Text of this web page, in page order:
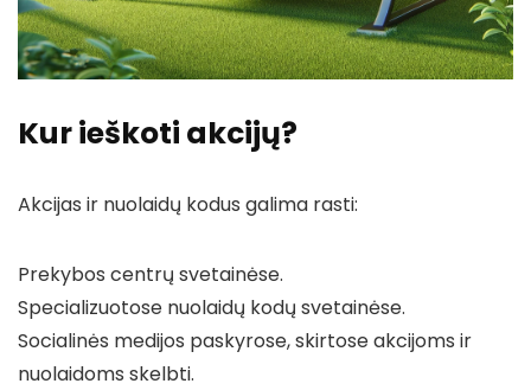
Kur ieškoti akcijų?
Akcijas ir nuolaidų kodus galima rasti:
Prekybos centrų svetainėse.
Specializuotose nuolaidų kodų svetainėse.
Socialinės medijos paskyrose, skirtose akcijoms ir
nuolaidoms skelbti.